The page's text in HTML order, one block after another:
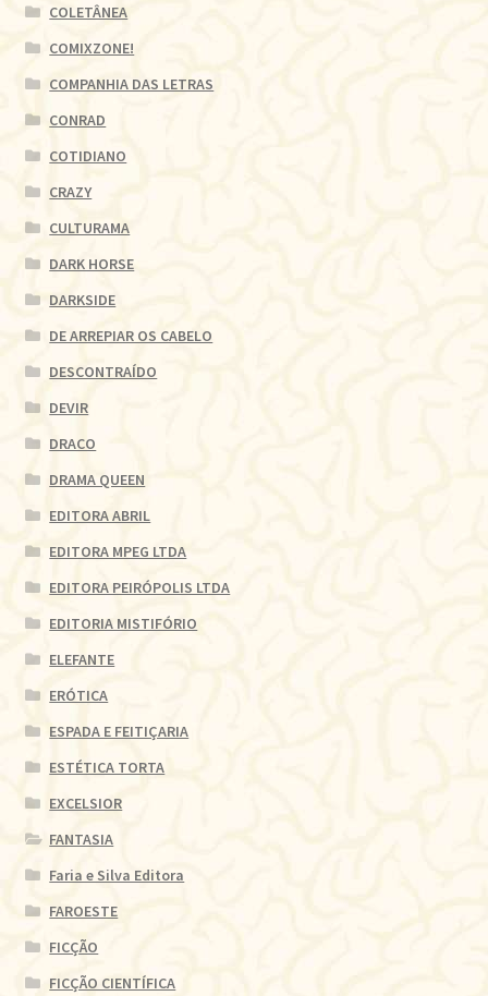
COLETÂNEA
COMIXZONE!
COMPANHIA DAS LETRAS
CONRAD
COTIDIANO
CRAZY
CULTURAMA
DARK HORSE
DARKSIDE
DE ARREPIAR OS CABELO
DESCONTRAÍDO
DEVIR
DRACO
DRAMA QUEEN
EDITORA ABRIL
EDITORA MPEG LTDA
EDITORA PEIRÓPOLIS LTDA
EDITORIA MISTIFÓRIO
ELEFANTE
ERÓTICA
ESPADA E FEITIÇARIA
ESTÉTICA TORTA
EXCELSIOR
FANTASIA
Faria e Silva Editora
FAROESTE
FICÇÃO
FICÇÃO CIENTÍFICA